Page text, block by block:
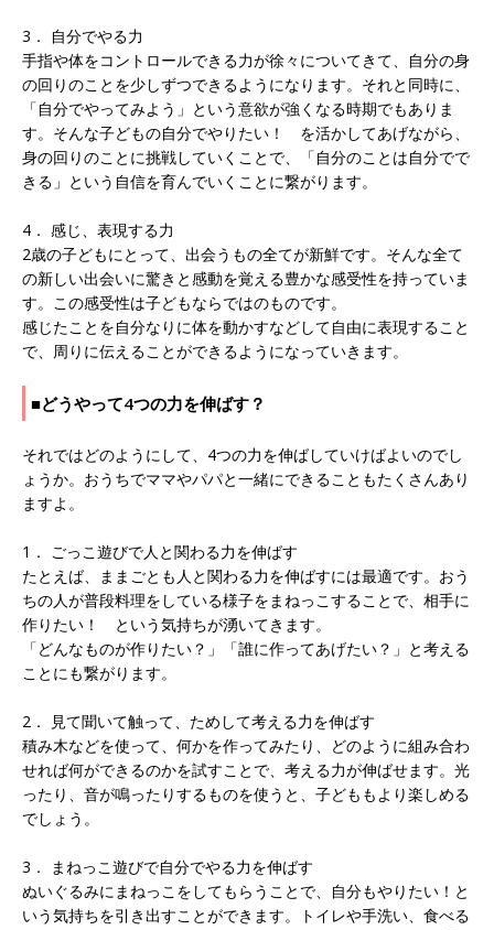
3． 自分でやる力
手指や体をコントロールできる力が徐々についてきて、自分の身
の回りのことを少しずつできるようになります。それと同時に、
「自分でやってみよう」という意欲が強くなる時期でもありま
す。そんな子どもの自分でやりたい！ を活かしてあげながら、
身の回りのことに挑戦していくことで、「自分のことは自分でで
きる」という自信を育んでいくことに繋がります。
4． 感じ、表現する力
2歳の子どもにとって、出会うもの全てが新鮮です。そんな全て
の新しい出会いに驚きと感動を覚える豊かな感受性を持っていま
す。この感受性は子どもならではのものです。
感じたことを自分なりに体を動かすなどして自由に表現すること
で、周りに伝えることができるようになっていきます。
■どうやって4つの力を伸ばす？
それではどのようにして、4つの力を伸ばしていけばよいのでし
ょうか。おうちでママやパパと一緒にできることもたくさんあり
ますよ。
1． ごっこ遊びで人と関わる力を伸ばす
たとえば、ままごとも人と関わる力を伸ばすには最適です。おう
ちの人が普段料理をしている様子をまねっこすることで、相手に
作りたい！ という気持ちが湧いてきます。
「どんなものが作りたい？」「誰に作ってあげたい？」と考える
ことにも繋がります。
2． 見て聞いて触って、ためして考える力を伸ばす
積み木などを使って、何かを作ってみたり、どのように組み合わ
せれば何ができるのかを試すことで、考える力が伸ばせます。光
ったり、音が鳴ったりするものを使うと、子どももより楽しめる
でしょう。
3． まねっこ遊びで自分でやる力を伸ばす
ぬいぐるみにまねっこをしてもらうことで、自分もやりたい！と
いう気持ちを引き出すことができます。トイレや手洗い、食べる